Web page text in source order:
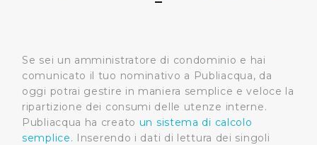
Se sei un amministratore di condominio e hai
comunicato il tuo nominativo a Publiacqua, da
oggi potrai gestire in maniera semplice e veloce la
ripartizione dei consumi delle utenze interne.
Publiacqua ha creato un sistema di calcolo
semplice. Inserendo i dati di lettura dei singoli